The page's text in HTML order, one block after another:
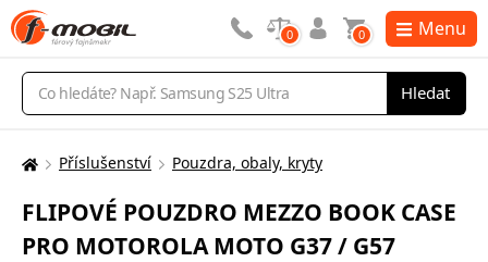
Vyhledávání
Hledat
0 0 Menu
Zde
nacházíte:
Příslušenství Pouzdra, obaly, kryty
FLIPOVÉ POUZDRO MEZZO BOOK CASE
PRO MOTOROLA MOTO G37 / G57